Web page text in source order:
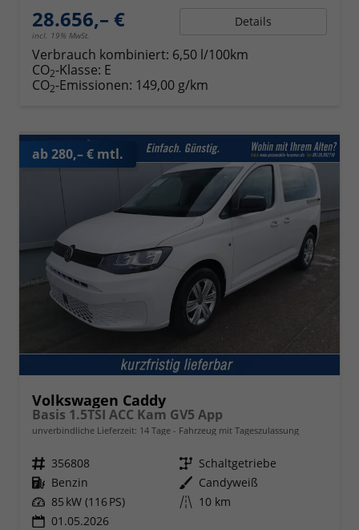
28.656,– €
incl. 19% MwSt.
Details
Verbrauch kombiniert: 6,50 l/100km
CO2-Klasse: E
CO2-Emissionen: 149,00 g/km
ab 280,– € mtl.
Volkswagen Caddy
Basis 1.5TSI ACC Kam GV5 App
unverbindliche Lieferzeit: 14 Tage Fahrzeug mit Tageszulassung
Fahrzeugnr. 356808 Getriebe Schaltgetriebe
Kraftstoff Benzin Außenfarbe Candyweiß
Leistung 85 kW (116 PS) Kilometerstand 10 km
01.05.2026